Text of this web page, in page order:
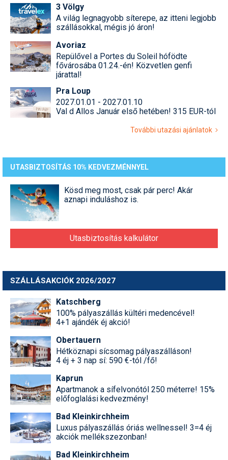
3 Völgy
A világ legnagyobb síterepe, az itteni legjobb
szállásokkal, mégis jó áron!
Avoriaz
Repülővel a Portes du Soleil hófödte
fővárosába 01.24.-én! Közvetlen genfi
járattal!
Pra Loup
2027.01.01 - 2027.01.10
Val d Allos Január első hetében! 315 EUR-tól
További utazási ajánlatok
UTASBIZTOSÍTÁS 10% KEDVEZMÉNNYEL
Kösd meg most, csak pár perc! Akár
aznapi induláshoz is.
Utasbiztosítás kalkulátor
SZÁLLÁSAKCIÓK 2026/2027
Katschberg
100% pályaszállás kültéri medencével!
4+1 ajándék éj akció!
Obertauern
Hétköznapi sícsomag pályaszálláson!
4 éj + 3 nap sí: 590 €-tól /fő!
Kaprun
Apartmanok a sífelvonótól 250 méterre! 15%
előfoglalási kedvezmény!
Bad Kleinkirchheim
Luxus pályaszállás óriás wellnessel! 3=4 éj
akciók mellékszezonban!
Bad Kleinkirchheim